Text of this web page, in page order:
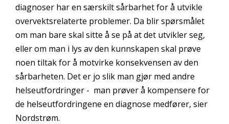
diagnoser har en særskilt sårbarhet for å utvikle
overvektsrelaterte problemer. Da blir spørsmålet
om man bare skal sitte å se på at det utvikler seg,
eller om man i lys av den kunnskapen skal prøve
noen tiltak for å motvirke konsekvensen av den
sårbarheten. Det er jo slik man gjør med andre
helseutfordringer - man prøver å kompensere for
de helseutfordringene en diagnose medfører, sier
Nordstrøm.